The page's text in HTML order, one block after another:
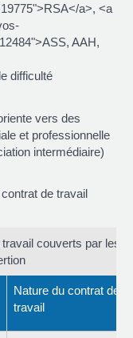
a>, <a
AAH,
difficulté
vers des
et professionnelle
intermédiaire)
de travail
couverts par les
Nature du contrat de
travail